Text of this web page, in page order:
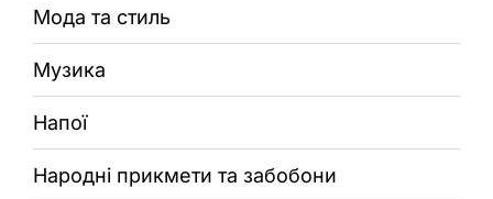
Мода та стиль
Музика
Напої
Народні прикмети та забобони